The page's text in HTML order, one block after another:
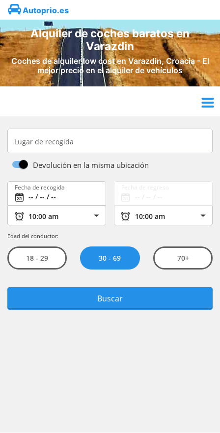
Autoprio.es
Alquiler de coches baratos en
Varazdin
Coches de alquiler low cost en Varazdin, Croacia - El
mejor precio en el alquiler de vehículos